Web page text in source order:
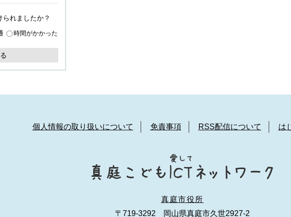
れましたか？
時間がかかった
個人情報の取り扱いについて 免責事項 RSS配信について は
真庭市役所
〒719-3292 岡山県真庭市久世2927-2